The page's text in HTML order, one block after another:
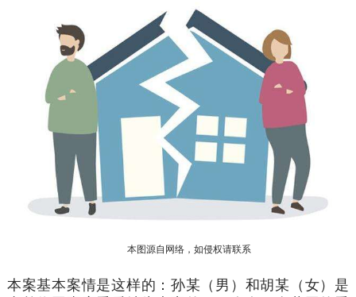
本图源自网络，如侵权请联系
本案基本案情是这样的：孙某（男）和胡某（女）是